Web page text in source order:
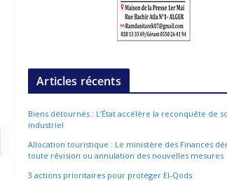
Articles récents
Biens détournés : L’État accélère la reconquête de
industriel
Allocation touristique : Le ministère des Finances
toute révision ou annulation des nouvelles mesures
3 actions prioritaires pour protéger El-Qods